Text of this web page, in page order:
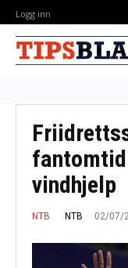
Logg inn
vindhjelp
NTB NTB 02/07/